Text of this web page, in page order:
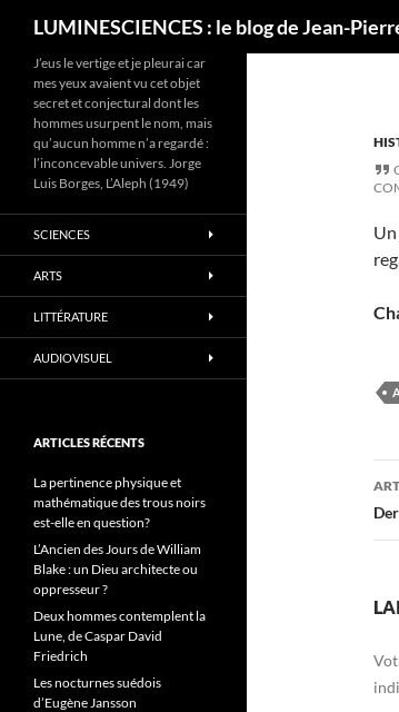
LUMINESCIENCES : le blog de Jean-
J’eus le vertige et je pleurai car
mes yeux avaient vu cet objet
secret et conjectural dont les
hommes usurpent le nom, mais
qu’aucun homme n’a regardé :
l’inconcevable univers. Jorge
Luis Borges, L’Aleph (1949)
SCIENCES
ARTS
LITTÉRATURE
AUDIOVISUEL
ARTICLES RÉCENTS
La pertinence physique et
mathématique des trous noirs
est-elle en question?
L’Ancien des Jours de William
Blake : un Dieu architecte ou
oppresseur ?
Deux hommes contemplent la
Lune, de Caspar David
Friedrich
Les nocturnes suédois
d’Eugène Jansson